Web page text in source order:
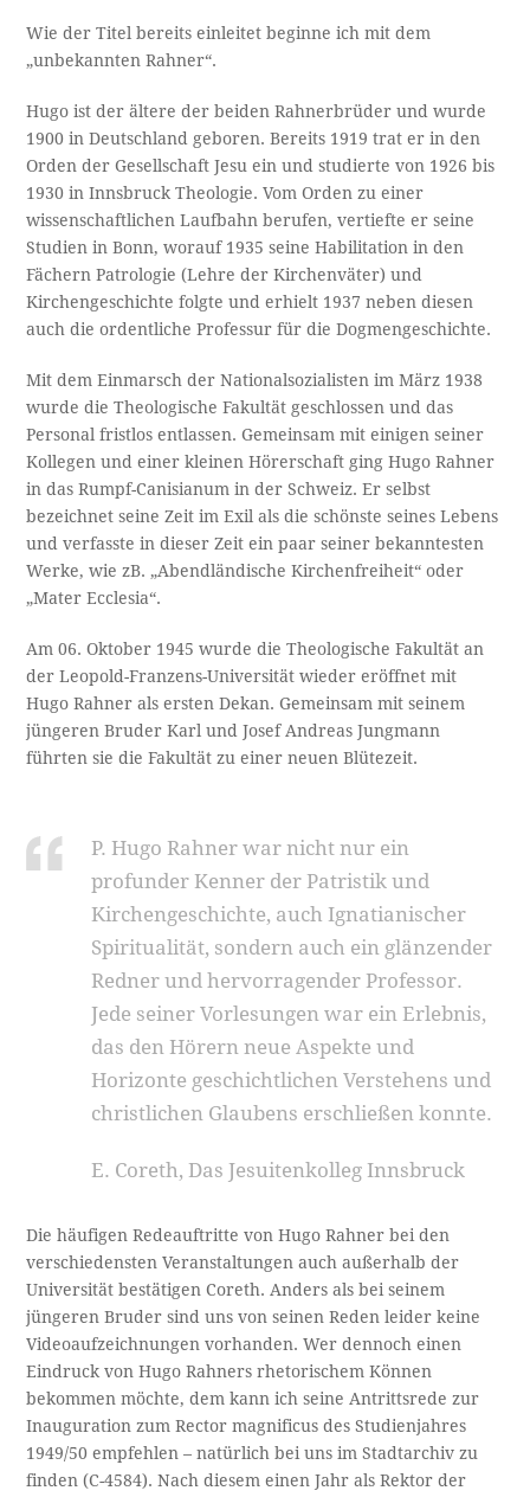
Wie der Titel bereits einleitet beginne ich mit dem
„unbekannten Rahner“.
Hugo ist der ältere der beiden Rahnerbrüder und wurde
1900 in Deutschland geboren. Bereits 1919 trat er in den
Orden der Gesellschaft Jesu ein und studierte von 1926 bis
1930 in Innsbruck Theologie. Vom Orden zu einer
wissenschaftlichen Laufbahn berufen, vertiefte er seine
Studien in Bonn, worauf 1935 seine Habilitation in den
Fächern Patrologie (Lehre der Kirchenväter) und
Kirchengeschichte folgte und erhielt 1937 neben diesen
auch die ordentliche Professur für die Dogmengeschichte.
Mit dem Einmarsch der Nationalsozialisten im März 1938
wurde die Theologische Fakultät geschlossen und das
Personal fristlos entlassen. Gemeinsam mit einigen seiner
Kollegen und einer kleinen Hörerschaft ging Hugo Rahner
in das Rumpf-Canisianum in der Schweiz. Er selbst
bezeichnet seine Zeit im Exil als die schönste seines Lebens
und verfasste in dieser Zeit ein paar seiner bekanntesten
Werke, wie zB. „Abendländische Kirchenfreiheit“ oder
„Mater Ecclesia“.
Am 06. Oktober 1945 wurde die Theologische Fakultät an
der Leopold-Franzens-Universität wieder eröffnet mit
Hugo Rahner als ersten Dekan. Gemeinsam mit seinem
jüngeren Bruder Karl und Josef Andreas Jungmann
führten sie die Fakultät zu einer neuen Blütezeit.
P. Hugo Rahner war nicht nur ein
profunder Kenner der Patristik und
Kirchengeschichte, auch Ignatianischer
Spiritualität, sondern auch ein glänzender
Redner und hervorragender Professor.
Jede seiner Vorlesungen war ein Erlebnis,
das den Hörern neue Aspekte und
Horizonte geschichtlichen Verstehens und
christlichen Glaubens erschließen konnte.
E. Coreth, Das Jesuitenkolleg Innsbruck
Die häufigen Redeauftritte von Hugo Rahner bei den
verschiedensten Veranstaltungen auch außerhalb der
Universität bestätigen Coreth. Anders als bei seinem
jüngeren Bruder sind uns von seinen Reden leider keine
Videoaufzeichnungen vorhanden. Wer dennoch einen
Eindruck von Hugo Rahners rhetorischem Können
bekommen möchte, dem kann ich seine Antrittsrede zur
Inauguration zum Rector magnificus des Studienjahres
1949/50 empfehlen – natürlich bei uns im Stadtarchiv zu
finden (C-4584). Nach diesem einen Jahr als Rektor der